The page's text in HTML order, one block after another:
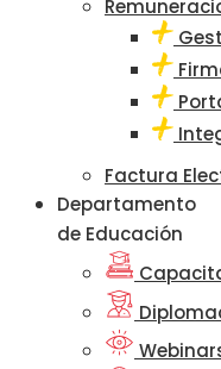
Factura
Departamento
de Educación